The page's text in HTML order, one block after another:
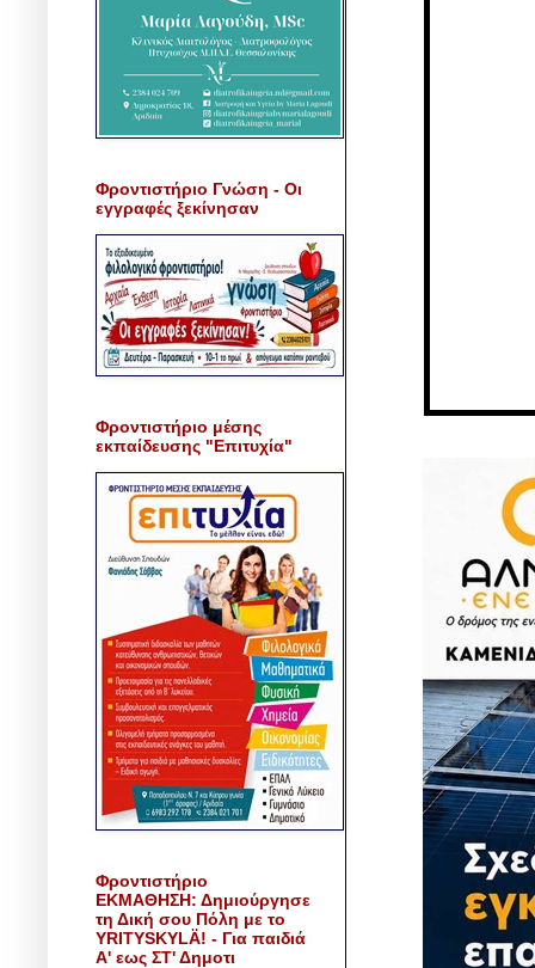
Φροντιστήριο Γνώση - Οι
εγγραφές ξεκίνησαν
Φροντιστήριο μέσης
εκπαίδευσης "Επιτυχία"
Φροντιστήριο
ΕΚΜΑΘΗΣΗ: Δημιούργησε
τη Δική σου Πόλη με το
YRITYSKYLÄ! - Για παιδιά
Α' εως ΣΤ' Δημοτι